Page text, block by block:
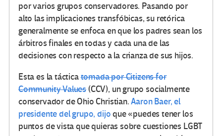
por varios grupos conservadores. Pasando por
alto las implicaciones transfóbicas, su retórica
generalmente se enfoca en que los padres sean los
árbitros finales en todas y cada una de las
decisiones con respecto a la crianza de sus hijos.
Esta es la tácticatomada por Citizens for
Community Values(CCV), un grupo socialmente
conservador de Ohio Christian.Aaron Baer, ​​el
presidente del grupo, dijoque «puedes tener los
puntos de vista que quieras sobre cuestiones LGBT